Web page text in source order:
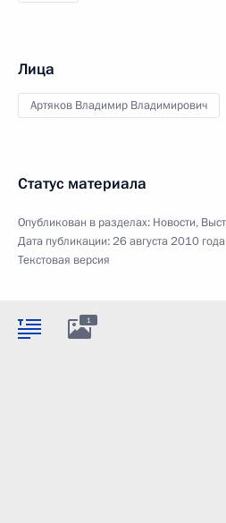
Лица
Артяков Владимир Владимирович
Статус материала
Опубликован в разделах: Новости,
Дата публикации:26 августа 2010
Текстовая версия
1